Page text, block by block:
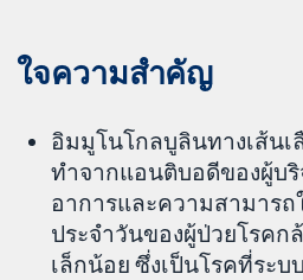
ใจความสำคัญ
อิมมูโนโกลบูลินทางเส้นเ
ทำจากแอนติบอดีของผู้บริ
อาการและความสามารถ
ประจำวันของผู้ป่วยโรคก
เล็กน้อย ซึ่งเป็นโรคที่ระ